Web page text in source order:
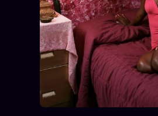
Tous les tags
Soumettre un tip
Nous écrire
Presse
Business